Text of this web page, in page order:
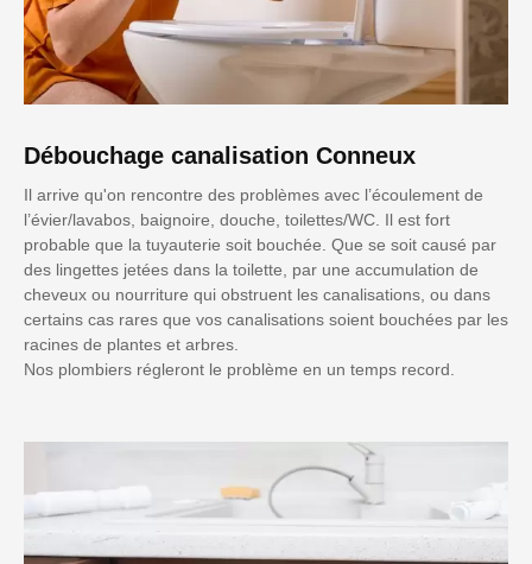
Débouchage canalisation Conneux
Il arrive qu'on rencontre des problèmes avec l’écoulement de
l’évier/lavabos, baignoire, douche, toilettes/WC. Il est fort
probable que la tuyauterie soit bouchée. Que se soit causé par
des lingettes jetées dans la toilette, par une accumulation de
cheveux ou nourriture qui obstruent les canalisations, ou dans
certains cas rares que vos canalisations soient bouchées par les
racines de plantes et arbres.
Nos plombiers régleront le problème en un temps record.